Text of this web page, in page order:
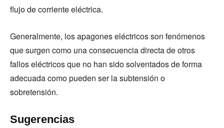
flujo de corriente eléctrica.
Generalmente, los apagones eléctricos son fenómenos
que surgen como una consecuencia directa de otros
fallos eléctricos que no han sido solventados de forma
adecuada como pueden ser la subtensión o
sobretensión.
Sugerencias